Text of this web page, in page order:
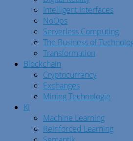
Intelligent Interfaces
NoOps
Serverless Computing
The Business of
Transformation
Blockchain
Cryptocurrency
Exchanges
Mining Technologie
KI
Machine Learning
Reinforced Learning